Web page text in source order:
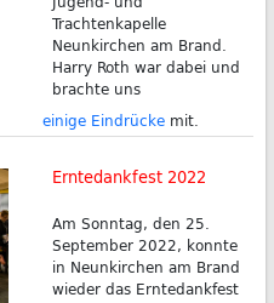
Trachtenkapelle
Neunkirchen am Brand.
Harry Roth war dabei und
brachte uns
einige Eindrücke mit.
Erntedankfest 2022
Am Sonntag, den 25.
September 2022, konnte
in Neunkirchen am Brand
wieder das Erntedankfest